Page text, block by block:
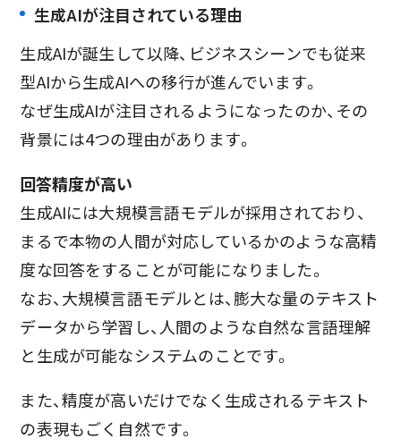
生成AIが注目されている理由
生成AIが誕生して以降、ビジネスシーンでも従来
型AIから生成AIへの移行が進んでいます。
なぜ生成AIが注目されるようになったのか、その
背景には4つの理由があります。
回答精度が高い
生成AIには大規模言語モデルが採用されており、
まるで本物の人間が対応しているかのような高精
度な回答をすることが可能になりました。
なお、大規模言語モデルとは、膨大な量のテキスト
データから学習し、人間のような自然な言語理解
と生成が可能なシステムのことです。
また、精度が高いだけでなく生成されるテキスト
の表現もごく自然です。